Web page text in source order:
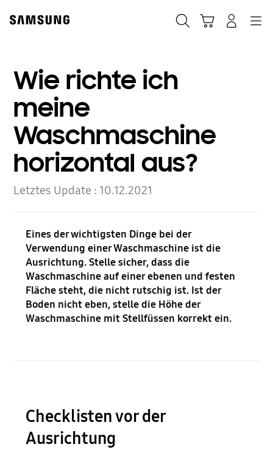
content
Wie richte ich
meine
Waschmaschine
horizontal aus?
Letztes Update : 10.12.2021
Eines der wichtigsten Dinge bei der
Verwendung einer Waschmaschine ist die
Ausrichtung. Stelle sicher, dass die
Waschmaschine auf einer ebenen und festen
Fläche steht, die nicht rutschig ist. Ist der
Boden nicht eben, stelle die Höhe der
Waschmaschine mit Stellfüssen korrekt ein.
Checklisten vor der
Ausrichtung